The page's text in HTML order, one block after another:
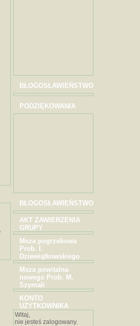
BŁOGOSŁAWIEŃSTWO
PODZIĘKOWANIA
BŁOGOSŁAWIEŃSTWO
AKT ZAWIERZENIA
GRUPY
Msza pogrzebowa
Prob. I.
Dziewiątkowskiego
Msza powitalna
nowego Prob. M.
Szymali
KONTO
UŻYTKOWNIKA
Witaj,
nie jesteś zalogowany.